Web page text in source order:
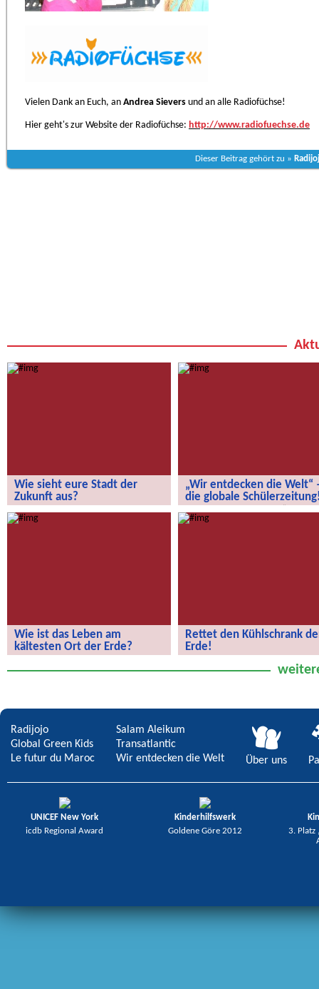
Vielen Dank an Euch, an Andrea Sievers und an alle Radiofüchse!
Hier geht's zur Website der Radiofüchse: http://www.radiofuechse.de
Dieser Beitrag gehört zu »
Wie sieht eure Stadt der
Zukunft aus?
„Wir entdecken die Welt“
die globale
globale Schülerzeitung!
Wie ist das Leben am
kältesten Ort der Erde?
der Erde?
Rettet den Kühlschrank
Erde!
Radijojo
Global Green Kids
Le futur du Maroc
Salam Aleikum
Transatlantic
Wir entdecken die Welt
Über uns
UNICEF New York
icdb Regional Award
Kinderhilfswerk
Goldene Göre 2012
3. Platz